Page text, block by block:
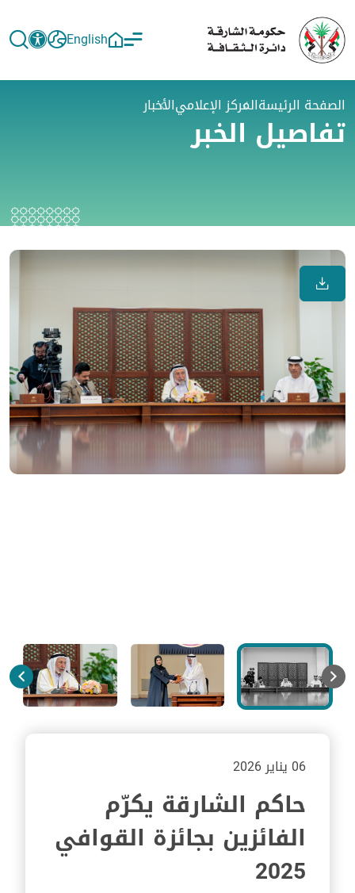
English
الصفحة الرئيسةالمركز الإعلاميالأخبار
تفاصيل الخبر
06 يناير 2026
حاكم الشارقة يكرّم
الفائزين بجائزة القوافي
2025